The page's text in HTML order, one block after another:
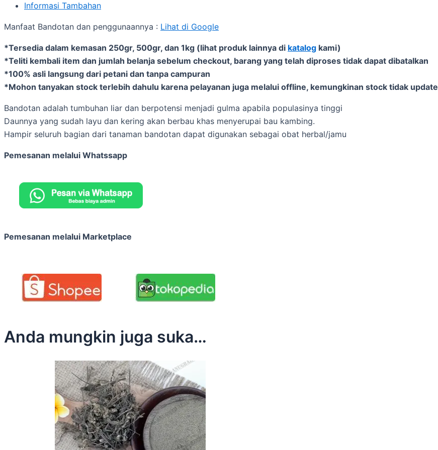
Informasi Tambahan
Manfaat Bandotan dan penggunaannya : Lihat di Google
*Tersedia dalam kemasan 250gr, 500gr, dan 1kg (lihat produk lainnya di katalog kami)
*Teliti kembali item dan jumlah belanja sebelum checkout, barang yang telah diproses tidak dapat dibatalkan
*100% asli langsung dari petani dan tanpa campuran
*Mohon tanyakan stock terlebih dahulu karena pelayanan juga melalui offline, kemungkinan stock tidak update
Bandotan adalah tumbuhan liar dan berpotensi menjadi gulma apabila populasinya tinggi
Daunnya yang sudah layu dan kering akan berbau khas menyerupai bau kambing.
Hampir seluruh bagian dari tanaman bandotan dapat digunakan sebagai obat herbal/jamu
Pemesanan melalui Whatssapp
Pemesanan melalui Marketplace
Anda mungkin juga suka…